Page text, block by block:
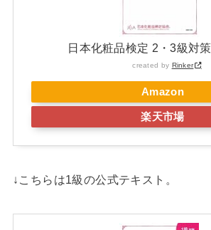
日本化粧品検定 2・3級対
created by Rinker
Amazon
楽天市場
↓こちらは1級の公式テキスト。